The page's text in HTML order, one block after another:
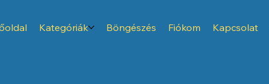
Kategóriák Böngészés Fiókom Kapcsolat